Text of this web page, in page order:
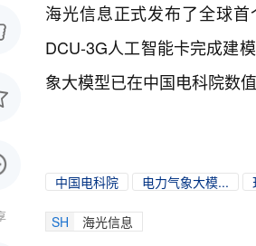
海光信息正式发布了全球
DCU-3G人工智能卡完成建
象大模型已在中国电科院数
中国电科院 电力气象大模...
SH 海光信息